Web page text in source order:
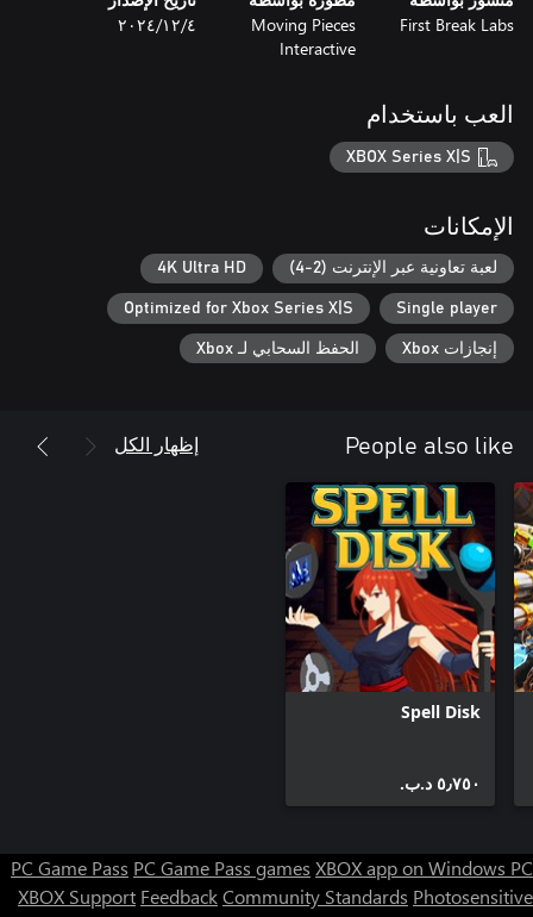
and delicious chain reactions. Find the sights and sounds of an
entire carnival arcade within one 20-minute level!
First Break Labs
Moving Pieces
Interactive
٤‏/١٢‏/٢٠٢٤
العب باستخدام
XBOX Series X|S
الإمكانات
لعبة تعاونية عبر الإنترنت (2-4) 4K Ultra HD
Single player
Optimized for Xbox Series X|S
إنجازات Xbox الحفظ السحابي لـ Xbox
People also like إظهار الكل
Spell Disk
٥٫٧٥٠ د.ب.‏
PC Game Pass PC Game Pass games XBOX app on Windows PC
XBOX Support FeedbackCommunity Standards Photosensitive